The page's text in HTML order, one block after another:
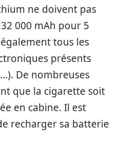
ne doivent pas
000 mAh pour 5
tous les
présents
De nombreuses
que la cigarette soit
en cabine. Il est
recharger sa batterie